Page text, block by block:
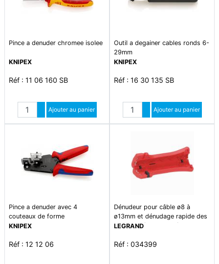
Pince a denuder chromee isolee
KNIPEX
Réf : 11 06 160 SB
Quantité
Augmenter quantité
Diminuer quantité
Ajouter au panier
Outil a degainer cables ronds 6-
29mm
KNIPEX
Réf : 16 30 135 SB
Quantité
Augmenter quantité
Diminuer quantité
Ajouter au panier
Pince a denuder avec 4
couteaux de forme
KNIPEX
Réf : 12 12 06
Dénudeur pour câble ø8 à
ø13mm et dénudage rapide des
fils 1,5mm² et 2,5mm²
LEGRAND
Réf : 034399